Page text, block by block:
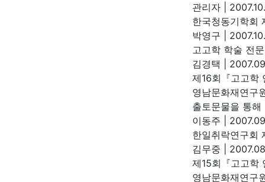
관리자
한국청동기학회
박영구
고고학 학술 전
김경택
제16회『고고학
영남문화재연구
출토문물을 통
이동주
한일취락연구회
김무중
제15회『고고학
영남문화재연구